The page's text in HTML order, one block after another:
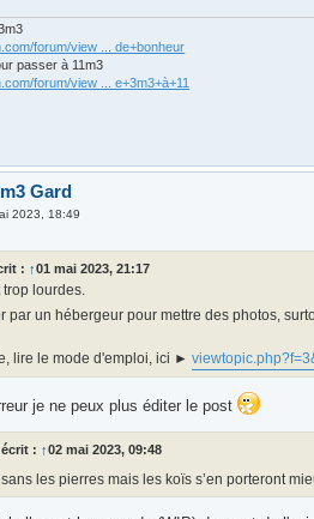
forum/view ... de+bonheur
passer à 11m3
forum/view ... e+3m3+à+11
Gard
2023, 18:49
: ↑01 mai 2023, 21:17
lourdes.
par un hébergeur pour mettre des photos,
lire le mode d'emploi, ici ►
je ne peux plus éditer le post
écrit : ↑02 mai 2023, 09:48
les pierres mais les koïs s’en porteront